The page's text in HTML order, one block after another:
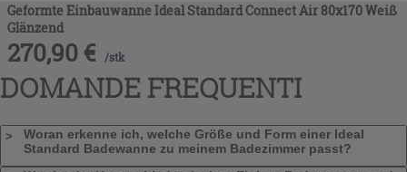
Geformte Einbauwanne Ideal Standard Connect Air 80x170 Weiß
Glänzend
270,90 € /stk
DOMANDE FREQUENTI
Woran erkenne ich, welche Größe und Form einer Ideal
Standard Badewanne zu meinem Badezimmer passt?